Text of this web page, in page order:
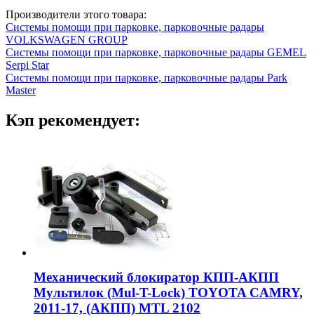
Производители этого товара:
Системы помощи при парковке, парковочные радары
VOLKSWAGEN GROUP
Системы помощи при парковке, парковочные радары GEMEL
Serpi Star
Системы помощи при парковке, парковочные радары Park
Master
Кэп рекомендует:
Механический блокиратор КПП-АКПП
Мультилок (Mul-T-Lock) TOYOTA CAMRY,
2011-17, (АКПП) MTL 2102